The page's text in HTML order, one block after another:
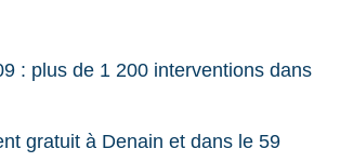
: plus de 1 200 interventions dans
gratuit à Denain et dans le 59